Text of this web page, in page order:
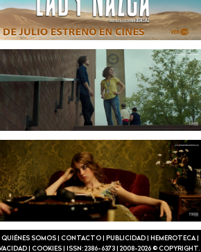
QUIÉNES SOMOS CONTACTO PUBLICIDAD HEMEROTECA|
| COOKIES| ISSN: 2386-6373| 2008-2026 © COPYRIGHT.